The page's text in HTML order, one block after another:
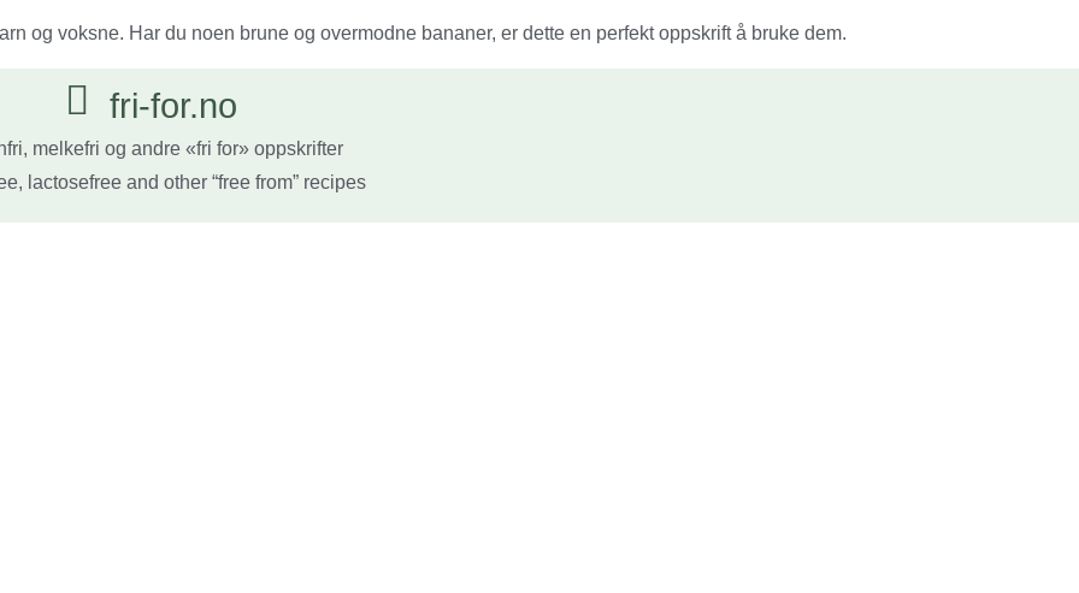
og voksne. Har du noen brune og overmodne bananer, er dette en perfekt oppskrift å bruke dem.
fri-for.no
melkefri og andre «fri for» oppskrifter
lactosefree and other “free from” recipes